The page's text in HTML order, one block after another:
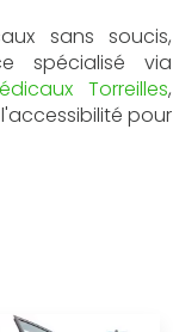
sans soucis,
spécialisé via
Torreilles,
pour